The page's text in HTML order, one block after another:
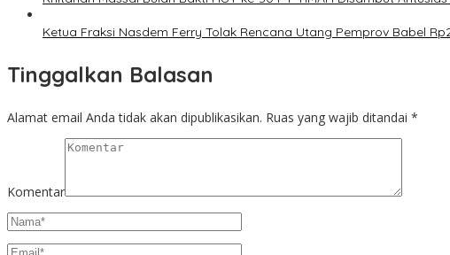
Ketua Fraksi Nasdem Ferry Tolak Rencana Utang Pemprov Babel
Tinggalkan Balasan
Alamat email Anda tidak akan dipublikasikan. Ruas yang wajib ditandai *
Komentar